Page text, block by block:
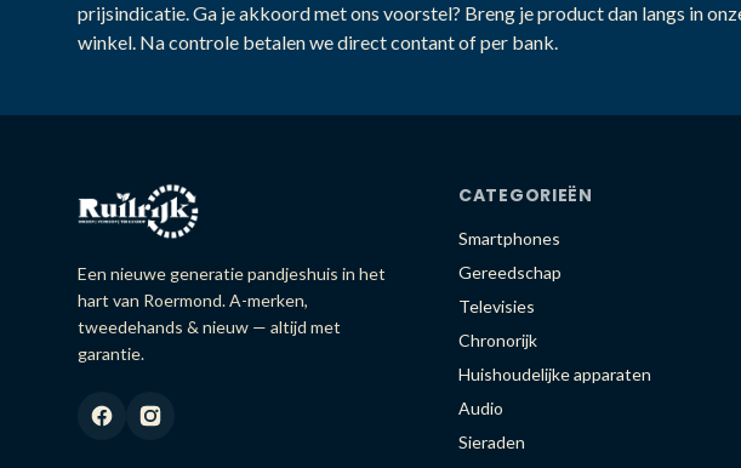
prijsindicatie. Ga je akkoord met ons voorstel? Breng je product dan langs in
winkel. Na controle betalen we direct contant of per bank.
Een nieuwe generatie pandjeshuis in het
hart van Roermond. A-merken,
tweedehands & nieuw — altijd met
garantie.
CATEGORIEËN
Smartphones
Gereedschap
Televisies
Chronorijk
Huishoudelijke apparaten
Audio
Sieraden